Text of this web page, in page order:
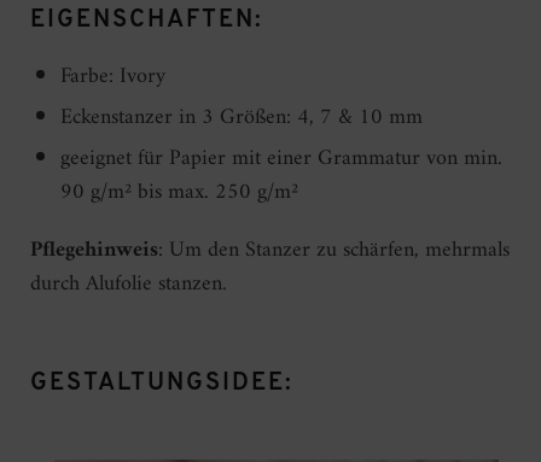
EIGENSCHAFTEN:
Farbe: Ivory
Eckenstanzer in 3 Größen: 4, 7 & 10 mm
geeignet für Papier mit einer Grammatur von min.
90 g/m² bis max. 250 g/m²
Pflegehinweis: Um den Stanzer zu schärfen, mehrmals
durch Alufolie stanzen.
GESTALTUNGSIDEE: